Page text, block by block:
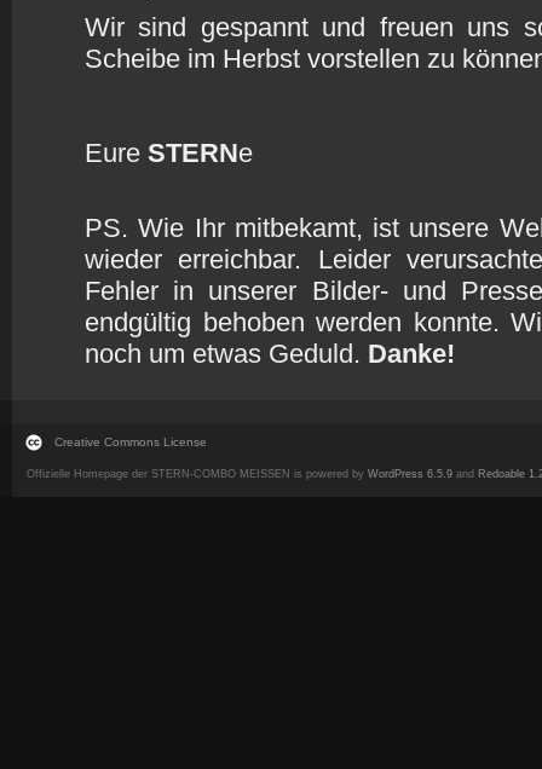
Wir sind gespannt und freuen uns
Scheibe im Herbst vorstellen zu
Eure STERNe
PS. Wie Ihr mitbekamt, ist unsere
wieder erreichbar. Leider
Fehler in unserer Bilder- und
endgültig behoben werden konnte.
noch um etwas Geduld. Danke!
Creative Commons License
Offizielle Homepage der STERN-COMBO MEISSEN is powered by WordPress 6.5.9 and Redoable